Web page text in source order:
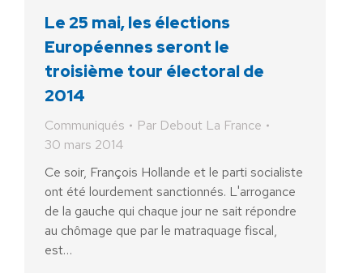
Le 25 mai, les élections
Européennes seront le
troisième tour électoral de
2014
Communiqués Par Debout La France
30 mars 2014
Ce soir, François Hollande et le parti socialiste
ont été lourdement sanctionnés. L'arrogance
de la gauche qui chaque jour ne sait répondre
au chômage que par le matraquage fiscal,
est…